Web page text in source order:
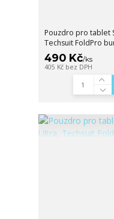
Pouzdro pro tablet
Techsuit FoldPro
490 Kč/ks
405 Kč bez DPH